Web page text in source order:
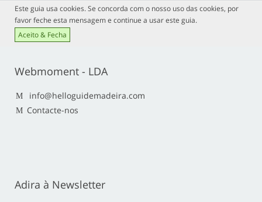
Este guia usa cookies. Se concorda com o nosso uso das cookies, por
favor feche esta mensagem e continue a usar este guia.
Aceito & Fecha
Webmoment - LDA
info@helloguidemadeira.com
Contacte-nos
Adira à Newsletter